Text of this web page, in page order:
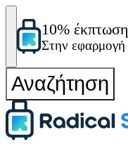
10% έκπτωση
Στην εφαρμογή
Αναζήτηση